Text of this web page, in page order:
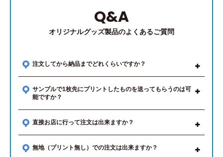
Q&A
オリジナルグッズ製品のよくあるご質問
注文してから納品までどれくらいですか？
サンプルで1枚先にプリントしたものを送ってもらうのは可
能ですか？
直接お店に行って注文は出来ますか？
無地（プリント無し）での注文は出来ますか？